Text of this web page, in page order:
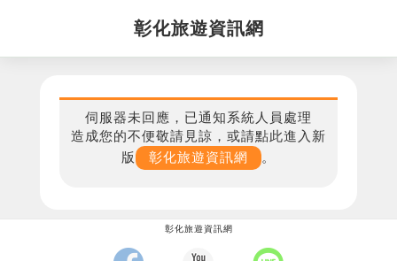
彰化旅遊資訊網
伺服器未回應，已通知系統人員處理
造成您的不便敬請見諒，或請點此進入新
版
彰化旅遊資訊網 。
彰化旅遊資訊網